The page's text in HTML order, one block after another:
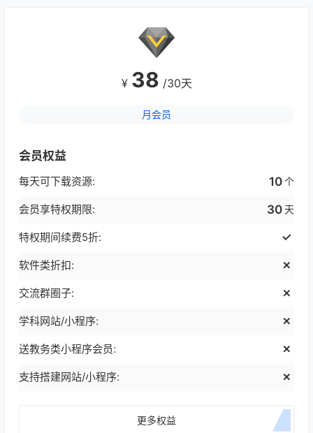
¥ 38 /30天
月会员
会员权益
每天可下载资源: 10个
会员享特权期限: 30 天
特权期间续费5折:
软件类折扣:
交流群圈子:
学科网站/小程序:
送教务类小程序会员:
支持搭建网站/小程序:
更多权益